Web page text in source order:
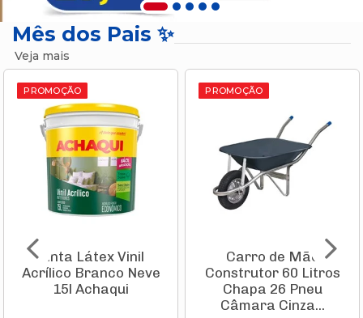
Mês dos Pais ✨
Veja mais
PROMOÇÃO
Tinta Látex Vinil
Acrílico Branco Neve
15l Achaqui
PROMOÇÃO
Carro de Mão
Construtor 60 Litros
Chapa 26 Pneu
Câmara Cinza...